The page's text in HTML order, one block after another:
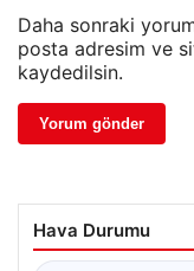
Daha sonraki
posta adresim ve
kaydedilsin.
Hava Durumu